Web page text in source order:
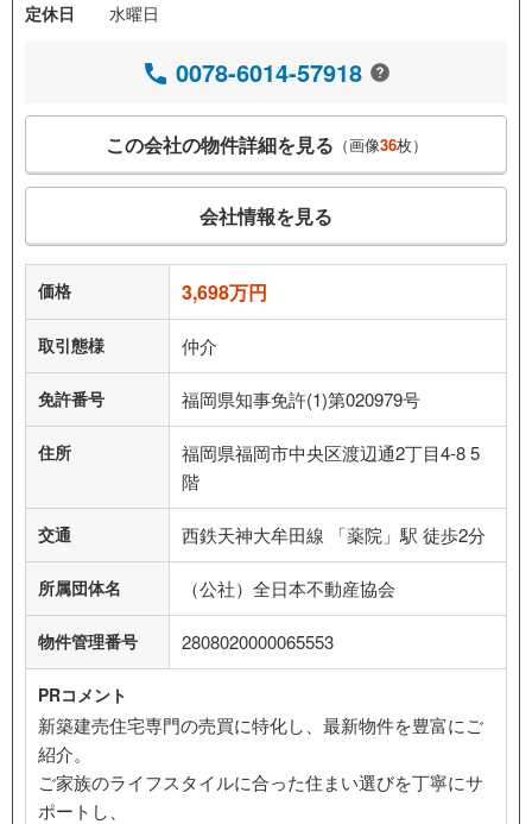
定休日
水曜日
0078-6014-57918
この会社の物件詳細を見る （画像36枚）
会社情報を見る
価格 3,698万円
取引態様 仲介
免許番号 福岡県知事免許(1)第020979号
住所
福岡県福岡市中央区渡辺通2丁目4-8 5
階
交通 西鉄天神大牟田線 「薬院」駅 徒歩2分
所属団体名 （公社）全日本不動産協会
物件管理番号 2808020000065553
PRコメント
新築建売住宅専門の売買に特化し、最新物件を豊富にご
紹介。
ご家族のライフスタイルに合った住まい選びを丁寧にサ
ポートし、